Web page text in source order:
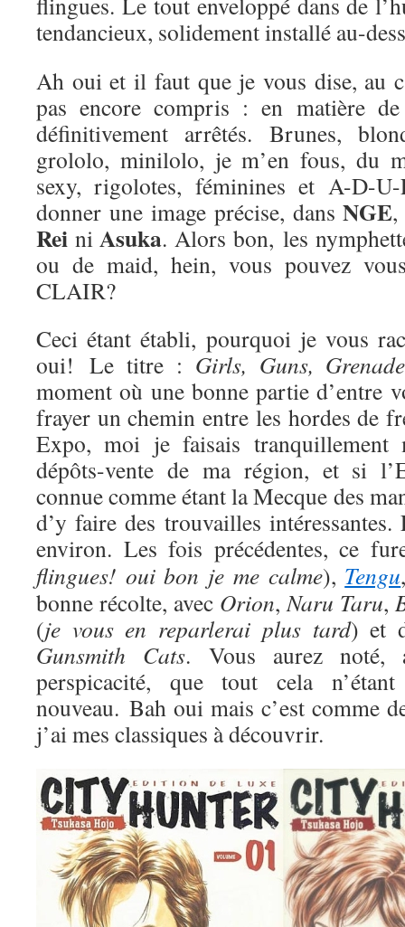
tendancieux, solidement installé au-
Ah oui et il faut que je vous dise, au
pas encore compris : en matière
définitivement arrêtés. Brunes,
grololo, minilolo, je m’en fous, du
sexy, rigolotes, féminines et A-D-
donner une image précise, dansNGE,
Rei niAsuka. Alors bon, les
ou de maid, hein, vous pouvez
CLAIR?
Ceci étant établi, pourquoi je vous
oui! Le titre : Girls, Guns,
moment où une bonne partie d’entre
frayer un chemin entre les hordes de
Expo, moi je faisais tranquillement
dépôts-vente de ma région, et si
connue comme étant la Mecque des
d’y faire des trouvailles
environ. Les fois précédentes, ce
flingues! oui bon je me calme), Tengu
bonne récolte, avec Orion,Naru Taru,
(je vous en reparlerai plus tard) et
Gunsmith Cats. Vous aurez noté,
perspicacité, que tout cela
nouveau. Bah oui mais c’est comme
j’ai mes classiques à découvrir.